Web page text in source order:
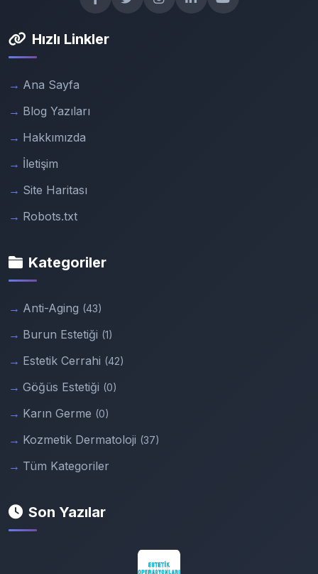
Hızlı Linkler
Ana Sayfa
Blog Yazıları
Hakkımızda
İletişim
Site Haritası
Robots.txt
Kategoriler
Anti-Aging (43)
Burun Estetiği (1)
Estetik Cerrahi (42)
Göğüs Estetiği (0)
Karın Germe (0)
Kozmetik Dermatoloji (37)
Tüm Kategoriler
Son Yazılar